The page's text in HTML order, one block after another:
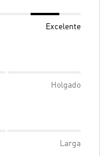
Excelente
Holgado
Larga